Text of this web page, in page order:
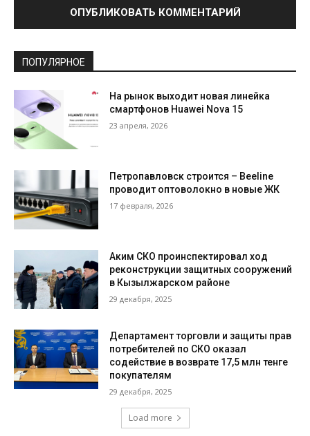
ПОПУЛЯРНОЕ
На рынок выходит новая линейка
смартфонов Huawei Nova 15
23 апреля, 2026
Петропавловск строится – Beeline
проводит оптоволокно в новые ЖК
17 февраля, 2026
Аким СКО проинспектировал ход
реконструкции защитных сооружений
в Кызылжарском районе
29 декабря, 2025
Департамент торговли и защиты прав
потребителей по СКО оказал
содействие в возврате 17,5 млн тенге
покупателям
29 декабря, 2025
Load more